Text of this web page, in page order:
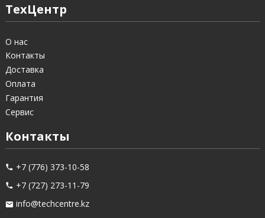
ТехЦентр
О нас
Контакты
Доставка
Оплата
Гарантия
Сервис
Контакты
+7 (776) 373-10-58
+7 (727) 273-11-79
info@techcentre.kz